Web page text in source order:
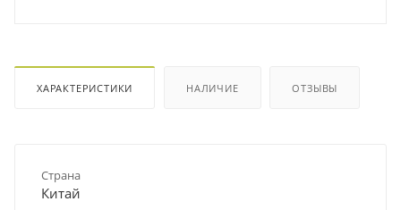
ХАРАКТЕРИСТИКИ НАЛИЧИЕ ОТЗЫВЫ
Страна
Китай